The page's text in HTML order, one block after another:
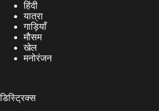
हिंदी
यात्रा
गाड़ियाँ
मौसम
खेल
मनोरंजन
डिस्ट्रिक्स